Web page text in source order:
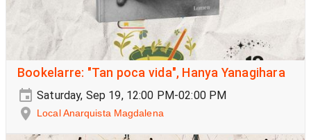
Bookelarre: "Tan poca vida", Hanya Yanagihara
Saturday, Sep 19, 12:00 PM-02:00 PM
Local Anarquista Magdalena